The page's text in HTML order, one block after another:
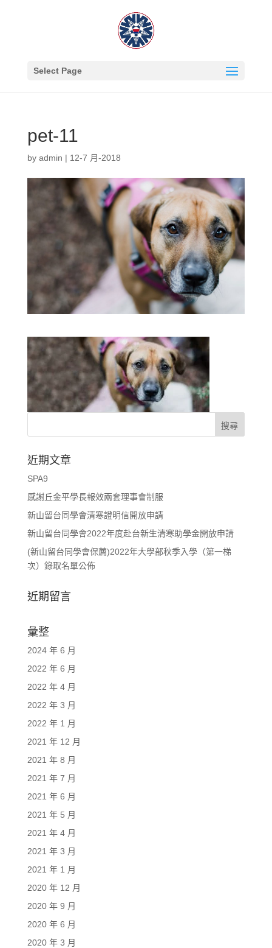
Select Page
pet-11
by admin | 12-7 月-2018
近期文章
SPA9
感謝丘金平學長報效兩套理事會制服
新山留台同學會清寒證明信開放申請
新山留台同學會2022年度赴台新生清寒助學金開放申請
(新山留台同學會保薦)2022年大學部秋季入學（第一梯
次）錄取名單公佈
近期留言
彙整
2024 年 6 月
2022 年 6 月
2022 年 4 月
2022 年 3 月
2022 年 1 月
2021 年 12 月
2021 年 8 月
2021 年 7 月
2021 年 6 月
2021 年 5 月
2021 年 4 月
2021 年 3 月
2021 年 1 月
2020 年 12 月
2020 年 9 月
2020 年 6 月
2020 年 3 月